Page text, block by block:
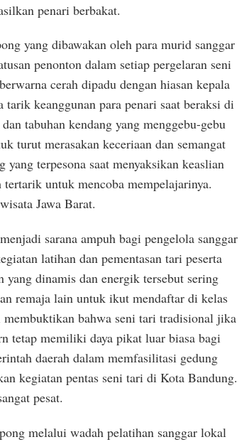
penari berbakat.
yang dibawakan oleh para murid sanggar
penonton dalam setiap pergelaran seni
cerah dipadu dengan hiasan kepala
tarik keanggunan para penari saat beraksi di
tabuhan kendang yang menggebu-gebu
turut merasakan keceriaan dan semangat
terpesona saat menyaksikan keaslian
untuk mencoba mempelajarinya.
Jawa Barat.
sarana ampuh bagi pengelola sanggar
latihan dan pementasan tari peserta
dinamis dan energik tersebut sering
remaja lain untuk ikut mendaftar di kelas
bahwa seni tari tradisional jika
tetap memiliki daya pikat luar biasa bagi
daerah dalam memfasilitasi gedung
kegiatan pentas seni tari di Kota Bandung.
pesat.
melalui wadah pelatihan sanggar lokal